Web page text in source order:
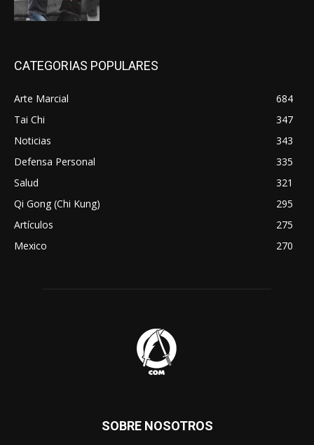
CATEGORIAS POPULARES
Arte Marcial
684
Tai Chi
347
Noticias
343
Defensa Personal
335
Salud
321
Qi Gong (Chi Kung)
295
Artículos
275
Mexico
270
SOBRE NOSOTROS